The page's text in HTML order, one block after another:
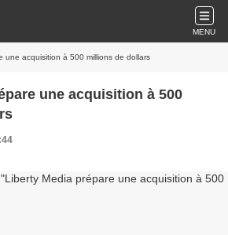
MENU
une acquisition à 500 millions de dollars
une acquisition à 500